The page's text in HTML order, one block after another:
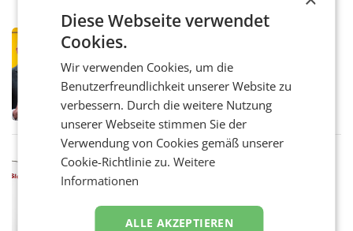
ersten Halbjahr trotz schwachem
Briefgeschäft
WIEN Die Österreichische Post AG hat im
ersten Halbjahr 2026 einen Konzernumsatz
von 1.544,0 Mio. EUR erwirtschaftet, was
einem Plus von 3,8 Prozent gegenüber dem
Vergleichszeitraum
MARKETING & MEDIA
ProSiebenSat.1 spart und macht
UNTERFÖHRING/MAILAND/AMSTERDAM. Der
Fernsehkonzern ProSiebenSat.1 hat im
Diese Webseite verwendet
Cookies.
Wir verwenden Cookies, um die
Benutzerfreundlichkeit unserer Website zu
verbessern. Durch die weitere Nutzung
unserer Webseite stimmen Sie der
Verwendung von Cookies gemäß unserer
Cookie-Richtlinie zu.Weitere
Informationen
ALLE AKZEPTIEREN